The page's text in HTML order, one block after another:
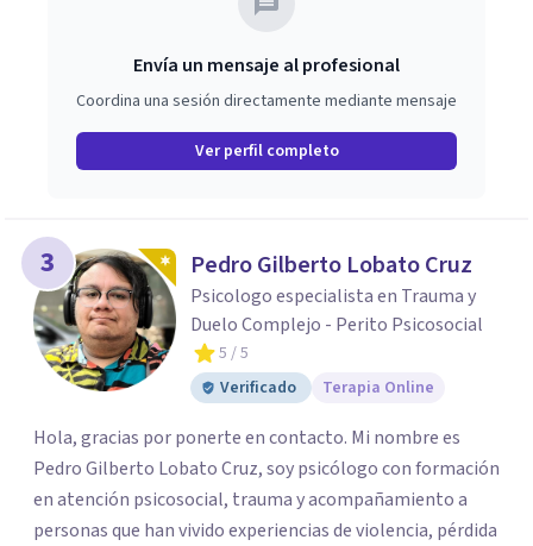
Envía un mensaje al profesional
Coordina una sesión directamente mediante mensaje
Ver perfil completo
3 Pedro Gilberto Lobato Cruz
Psicologo especialista en Trauma y
Duelo Complejo - Perito Psicosocial
5 / 5
Verificado
Terapia Online
Hola, gracias por ponerte en contacto. Mi nombre es
Pedro Gilberto Lobato Cruz, soy psicólogo con formación
en atención psicosocial, trauma y acompañamiento a
personas que han vivido experiencias de violencia, pérdida